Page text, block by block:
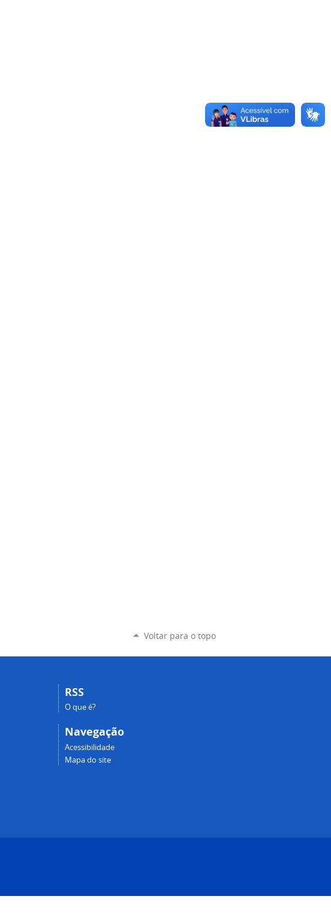
Voltar para o topo
RSS
O que é?
Navegação
Acessibilidade
Mapa do site